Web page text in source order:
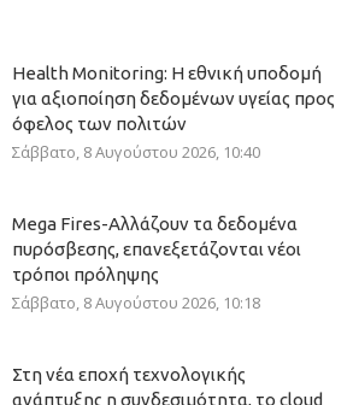
Health Monitoring: Η εθνική υποδομή
για αξιοποίηση δεδομένων υγείας προς
όφελος των πολιτών
Σάββατο, 8 Αυγούστου 2026, 10:40
Mega Fires-Αλλάζουν τα δεδομένα
πυρόσβεσης, επανεξετάζονται νέοι
τρόποι πρόληψης
Σάββατο, 8 Αυγούστου 2026, 10:18
Στη νέα εποχή τεχνολογικής
ανάπτυξης η συνδεσιμότητα, το cloud